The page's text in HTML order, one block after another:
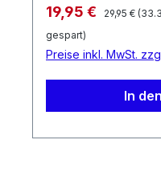
Verkaufspreis:
19,95 € Regulärer
29,95 €
gespart)
Preise inkl. MwSt.
In